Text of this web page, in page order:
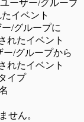
ーザー/グループ
イベント
/グループに
れたイベント
ー/グループから
れたイベント
イプ
せん。